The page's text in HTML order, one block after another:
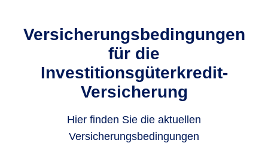
Versicherungsbedingungen
für die
Investitionsgüterkredit-
Versicherung
Hier finden Sie die aktuellen
Versicherungsbedingungen